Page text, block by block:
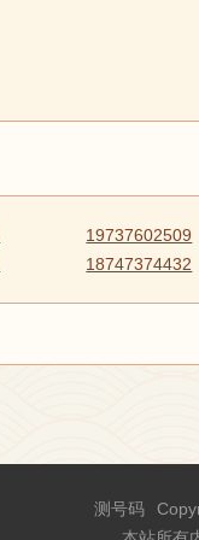
19737602509
18747374432
测号码